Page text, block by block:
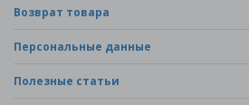
Возврат товара
Персональные данные
Полезные статьи